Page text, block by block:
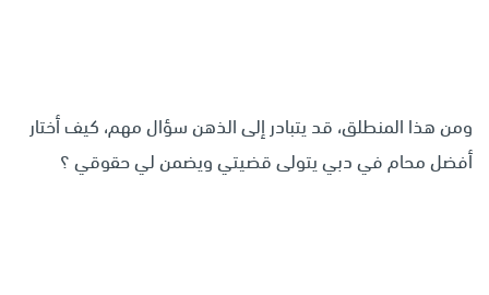
ومن هذا المنطلق، قد يتبادر إلى الذهن سؤال مهم، كيف أختار
أفضل محام في دبي يتولى قضيتي ويضمن لي حقوقي ؟